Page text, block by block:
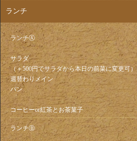
ランチ
ランチⒶ
サラダ
（＋500円でサラダから本日の前菜に変更可）
週替わりメイン
パン
コーヒーor紅茶とお茶菓子
ランチⒷ